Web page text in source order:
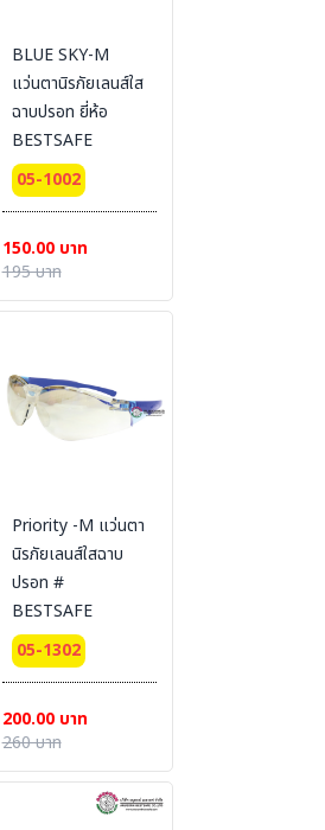
BLUE SKY-M
แว่นตานิรภัยเลนส์ใส
ฉาบปรอท ยี่ห้อ
BESTSAFE
05-1002
150.00 บาท
195 บาท
Priority -M แว่นตา
นิรภัยเลนส์ใสฉาบ
ปรอท #
BESTSAFE
05-1302
200.00 บาท
260 บาท